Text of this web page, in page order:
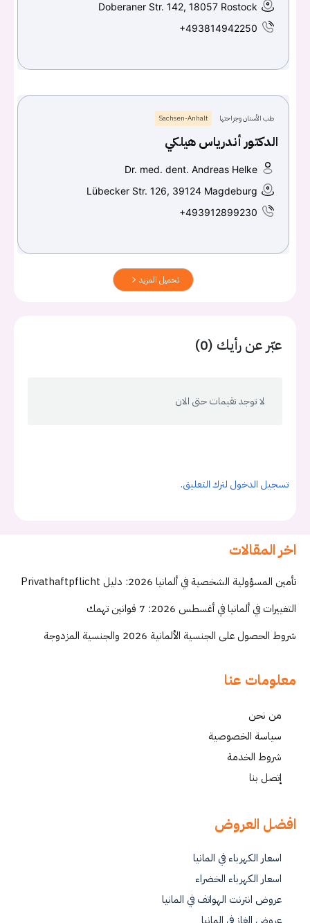
Doberaner Str. 142, 18057 Rostock
+493814942250
طب الأسنان وجراحتها Sachsen-Anhalt
الدكتور أندرياس هيلكي
Dr. med. dent. Andreas Helke
Lübecker Str. 126, 39124 Magdeburg
+493912899230
تحميل المزيد
عبّر عن رأيك (0)
لا توجد تقيمات حتى الان
تسجيل الدخول لترك التعليق.
اخر المقالات
تأمين المسؤولية الشخصية في ألمانيا 2026: دليل Privathaftpflicht
التغييرات في ألمانيا في أغسطس 2026: 7 قوانين تهمك
شروط الحصول على الجنسية الألمانية 2026 والجنسية المزدوجة
معلومات عنا
من نحن
سياسة الخصوصية
شروط الخدمة
إتصل بنا
افضل العروض
اسعار الكهرباء في المانيا
اسعار الكهرباء الخضراء
عروض انترنت الهواتف في المانيا